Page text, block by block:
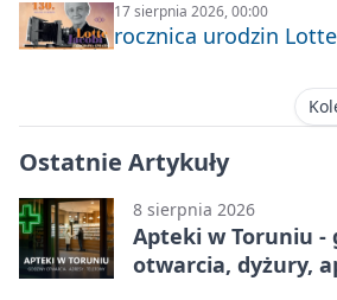
17 sierpnia 2026, 00:00
rocznica urodzin
Ostatnie Artykuły
8 sierpnia 2026
Apteki w Toruniu -
otwarcia, dyżury,